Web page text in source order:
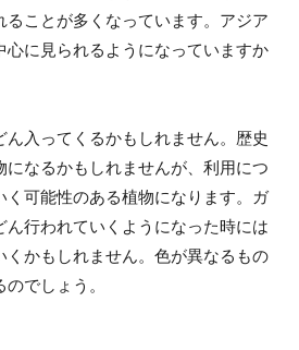
ることが多くなっています。アジア
心に見られるようになっていますか
ん入ってくるかもしれません。歴史
になるかもしれませんが、利用につ
く可能性のある植物になります。ガ
ん行われていくようになった時には
くかもしれません。色が異なるもの
でしょう。